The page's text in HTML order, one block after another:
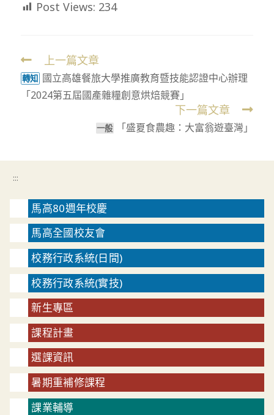
Post Views: 234
Read
more
articles
上一篇文章
轉知 國立高雄餐旅大學推廣教育暨技能認證中心辦理
「2024第五屆國產雜糧創意烘焙競賽」
下一篇文章
⼀般 「盛夏食農趣：大富翁遊臺灣」
:::
馬高80週年校慶
馬高全國校友會
校務行政系統(日間)
校務行政系統(實技)
新生專區
課程計畫
選課資訊
暑期重補修課程
課業輔導